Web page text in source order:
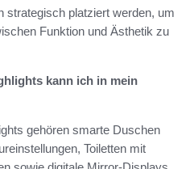
strategisch platziert werden, um
Funktion und Ästhetik zu
kann ich in mein
gehören smarte Duschen
Toiletten mit